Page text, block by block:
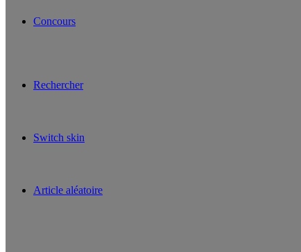
Concours
Rechercher
Switch skin
Article aléatoire